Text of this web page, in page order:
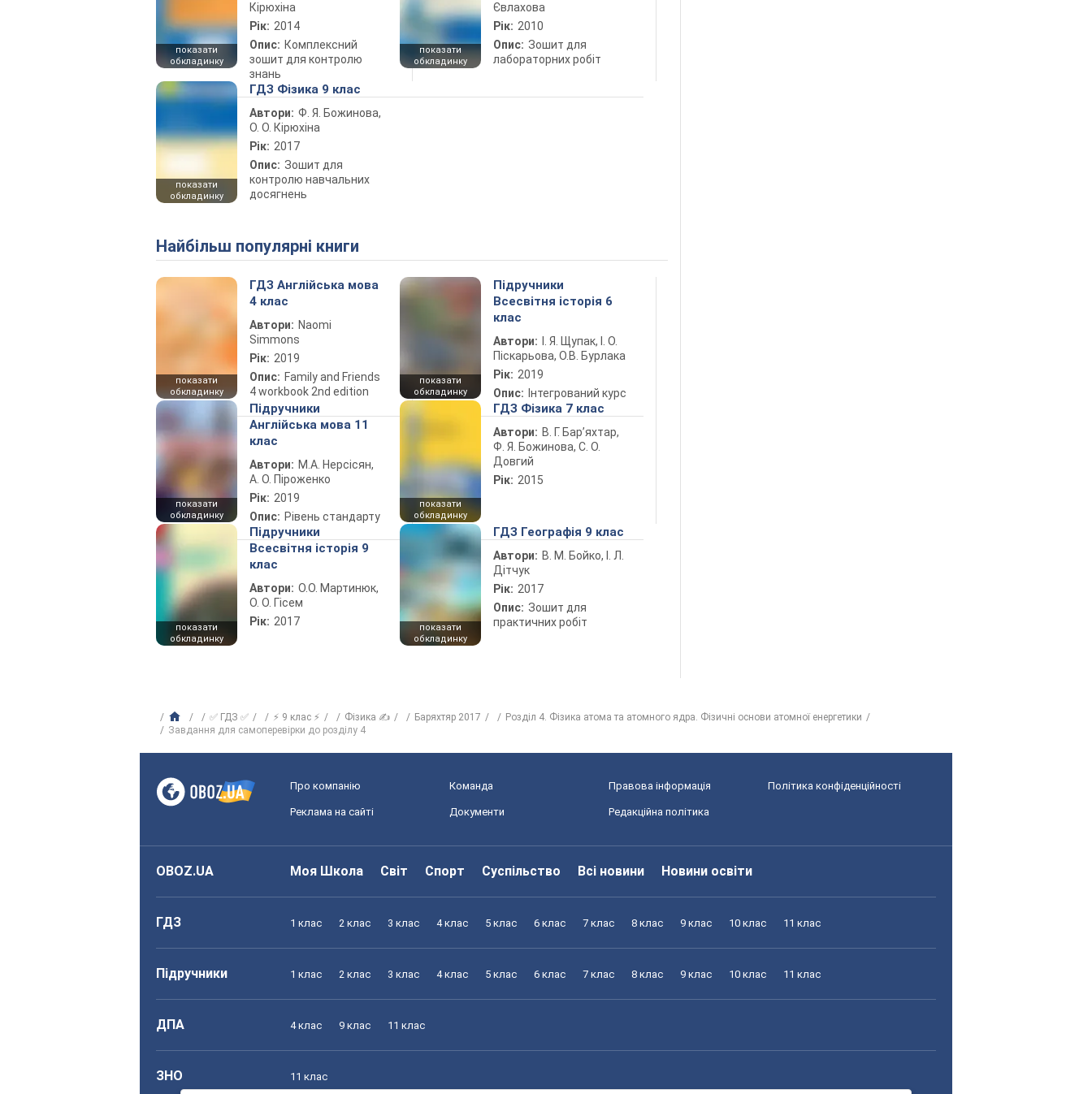
показати
обкладинку
Кірюхіна
Рік: 2014
Опис: Комплексний
зошит для контролю
знань
показати
обкладинку
Євлахова
Рік: 2010
Опис: Зошит для
лабораторних робіт
показати
обкладинку
ГДЗ Фізика 9 клас
Автори: Ф. Я. Божинова,
О. О. Кірюхіна
Рік: 2017
Опис: Зошит для
контролю навчальних
досягнень
Найбільш популярні книги
показати
обкладинку
ГДЗ Англійська мова
4 клас
Автори: Naomi
Simmons
Рік: 2019
Опис: Family and Friends
4 workbook 2nd edition
показати
обкладинку
Підручники
Всесвітня історія 6
клас
Автори:
І. Я. Щупак, І. О.
Піскарьова, О.В. Бурлака
Рік: 2019
Опис: Інтегрований курс
показати
обкладинку
Підручники
Англійська мова 11
клас
Автори: М.А. Нерсісян,
А. О. Піроженко
Рік: 2019
Опис: Рівень стандарту
показати
обкладинку
ГДЗ Фізика 7 клас
Автори: В. Г. Бар’яхтар,
Ф. Я. Божинова, С. О.
Довгий
Рік: 2015
показати
обкладинку
Підручники
Всесвітня історія 9
клас
Автори: О.О. Мартинюк,
О. О. Гісем
Рік: 2017
показати
обкладинку
ГДЗ Географія 9 клас
Автори: В. М. Бойко, І. Л.
Дітчук
Рік: 2017
Опис: Зошит для
практичних робіт
✅ ГДЗ ✅ ⚡ 9 клас ⚡ Фізика ✍ Баряхтяр 2017
Розділ 4. Фізика атома та атомного ядра. Фізичні основи атомної енергетики
Завдання для самоперевірки до розділу 4
Про компанію Команда Правова інформація Політика конфіденційності
Реклама на сайті Документи Редакційна політика
OBOZ.UA Моя Школа Світ Спорт Суспільство Всі новини Новини освіти
ГДЗ 1 клас 2 клас 3 клас 4 клас 5 клас 6 клас 7 клас 8 клас 9 клас 10 клас 11 клас
Підручники 1 клас 2 клас 3 клас 4 клас 5 клас 6 клас 7 клас 8 клас 9 клас 10 клас 11 клас
ДПА 4 клас 9 клас 11 клас
ЗНО 11 клас